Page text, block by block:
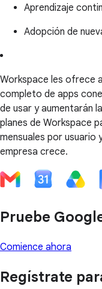
Aprendizaje
Adopción de
Workspace les ofrece
completo de apps
de usar y aumentarán
planes de Workspace
mensuales por usuario
empresa crece.
Pruebe
Comience ahora
Regístrate